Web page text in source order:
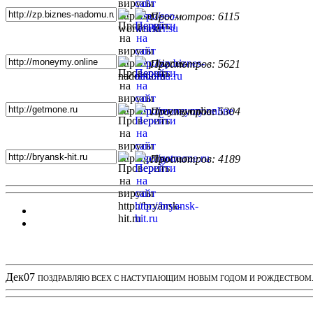
Просмотров: 6115
Просмотров: 5621
Просмотров: 5304
Просмотров: 4189
Дек07 ПОЗДРАВЛЯЮ ВСЕХ С НАСТУПАЮЩИМ НОВЫМ ГОДОМ И РОЖДЕСТВОМ.